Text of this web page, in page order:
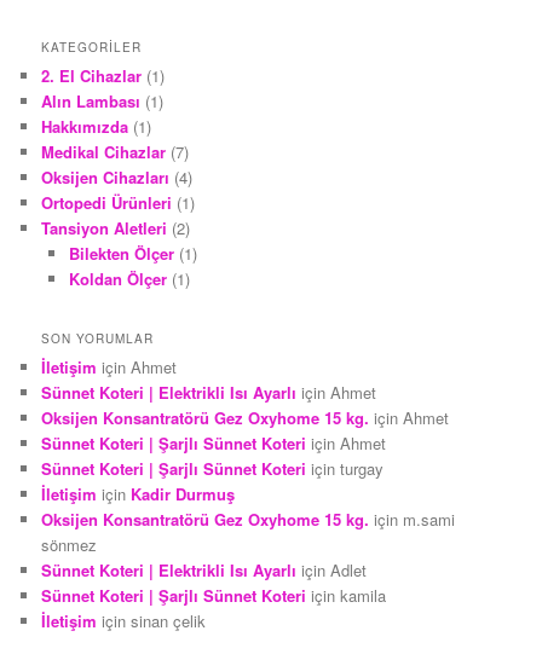
KATEGORILER
2. El Cihazlar (1)
Alın Lambası (1)
Hakkımızda (1)
Medikal Cihazlar (7)
Oksijen Cihazları (4)
Ortopedi Ürünleri (1)
Tansiyon Aletleri (2)
Bilekten Ölçer(1)
Koldan Ölçer(1)
SON YORUMLAR
İletişim içinAhmet
Sünnet Koteri | Elektrikli Isı Ayarlı içinAhmet
Oksijen Konsantratörü Gez Oxyhome 15 kg. içinAhmet
Sünnet Koteri | Şarjlı Sünnet Koteri içinAhmet
Sünnet Koteri | Şarjlı Sünnet Koteri içinturgay
İletişim için Kadir Durmuş
Oksijen Konsantratörü Gez Oxyhome 15 kg. için m.sami
sönmez
Sünnet Koteri | Elektrikli Isı Ayarlı içinAdlet
Sünnet Koteri | Şarjlı Sünnet Koteri içinkamila
İletişim içinsinan çelik